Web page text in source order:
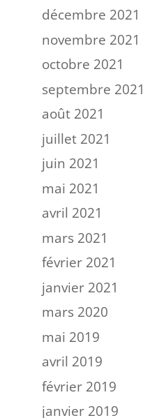
décembre 2021
novembre 2021
octobre 2021
septembre 2021
août 2021
juillet 2021
juin 2021
mai 2021
avril 2021
mars 2021
février 2021
janvier 2021
mars 2020
mai 2019
avril 2019
février 2019
janvier 2019